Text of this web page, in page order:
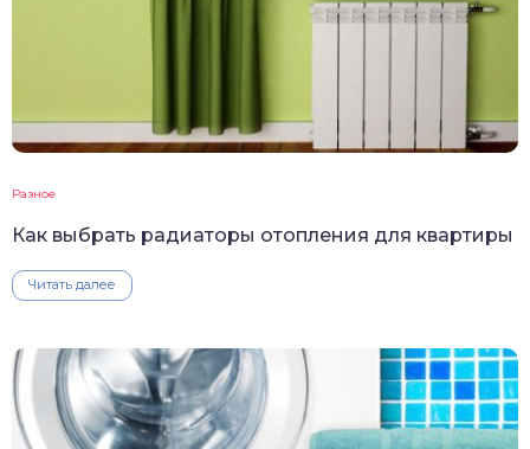
Разное
Как выбрать радиаторы отопления для квартиры
Читать далее